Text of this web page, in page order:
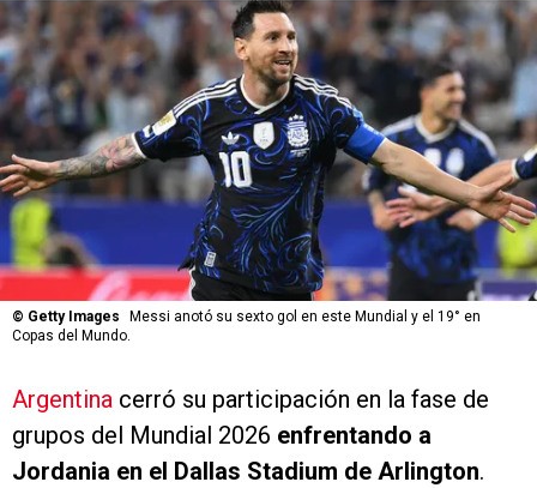
© Getty Images
Messi anotó su sexto gol en este Mundial y el 19° en
Copas del Mundo.
Argentina cerró su participación en la fase de
grupos del Mundial 2026 enfrentando a
Jordania en el Dallas Stadium de Arlington.